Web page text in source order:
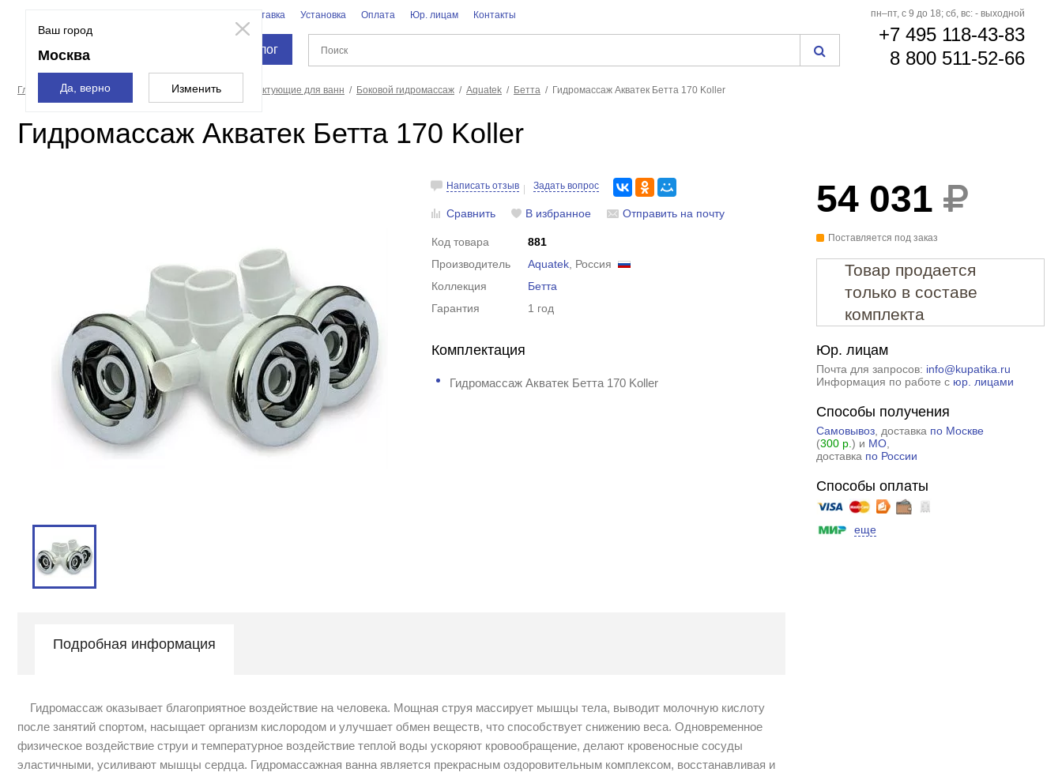
Ваш город
Москва
Да, верно Изменить
Доставка Установка Оплата Юр. лицам Контакты
Каталог
пн–пт, с 9 до 18; сб, вс: - выходной
+7 495 118-43-83
8 800 511-52-66
Главная страница Оборудование и комплектующие для ванн Боковой гидромассаж Aquatek Бетта Гидромассаж Акватек Бетта 170 Koller
Гидромассаж Акватек Бетта 170 Koller
Написать отзыв Задать вопрос
Сравнить В избранное Отправить на почту
Код товара
881
Производитель
Aquatek , Россия
Коллекция
Бетта
Гарантия
1 год
Комплектация
Гидромассаж Акватек Бетта 170 Koller
54 031
Поставляется под заказ
Товар продается
только в составе
комплекта
Юр. лицам
Почта для запросов: info@kupatika.ru
Информация по работе с юр. лицами
Способы получения
Самовывоз, доставка по Москве
(300 р. ) и МО,
доставка по России
Способы оплаты
еще
Подробная информация
Гидромассаж оказывает благоприятное воздействие на человека. Мощная струя массирует мышцы тела, выводит молочную кислоту
после занятий спортом, насыщает организм кислородом и улучшает обмен веществ, что способствует снижению веса. Одновременное
физическое воздействие струи и температурное воздействие теплой воды ускоряют кровообращение, делают кровеносные сосуды
эластичными, усиливают мышцы сердца. Гидромассажная ванна является прекрасным оздоровительным комплексом, восстанавливая и